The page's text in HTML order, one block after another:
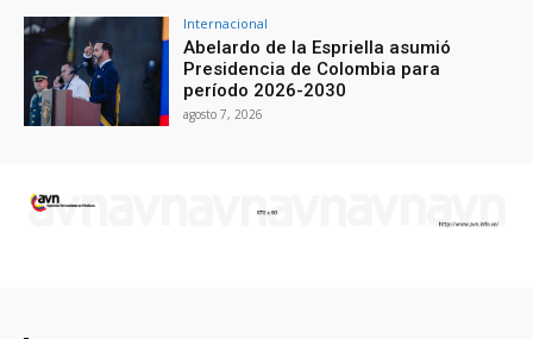
Internacional
Abelardo de la Espriella asumió
Presidencia de Colombia para
período 2026-2030
agosto 7, 2026